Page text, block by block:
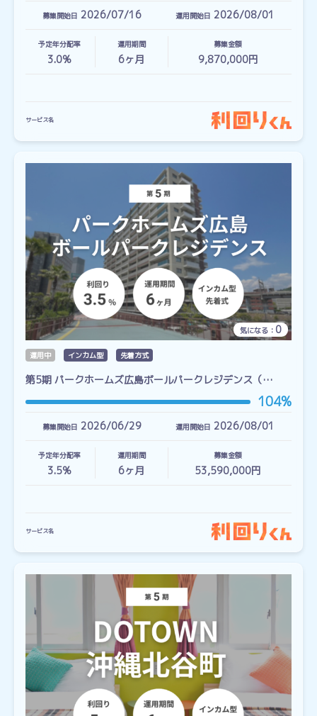
募集開始日 2026/07/16 運用開始日 2026/08/01
予定年分配率
3.0%
運用期間
6ヶ月
募集金額
9,870,000円
サービス名
気になる： 0
運用中 インカム型 先着方式
第5期 パークホームズ広島ボールパークレジデンス（…
104%
募集開始日 2026/06/29 運用開始日 2026/08/01
予定年分配率
3.5%
運用期間
6ヶ月
募集金額
53,590,000円
サービス名